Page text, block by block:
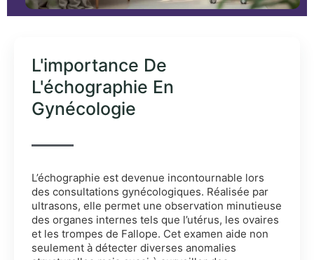
L'importance De
L'échographie En
Gynécologie
L’échographie est devenue incontournable lors
des consultations gynécologiques. Réalisée par
ultrasons, elle permet une observation minutieuse
des organes internes tels que l’utérus, les ovaires
et les trompes de Fallope. Cet examen aide non
seulement à détecter diverses anomalies